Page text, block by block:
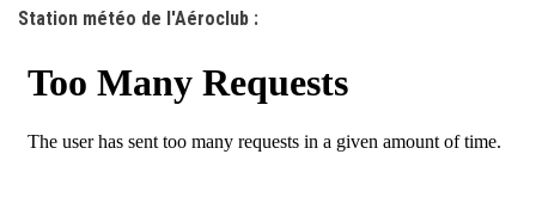
Station météo de l'Aéroclub :